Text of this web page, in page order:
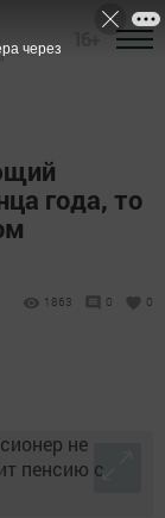
года, то
1863 0 0
через